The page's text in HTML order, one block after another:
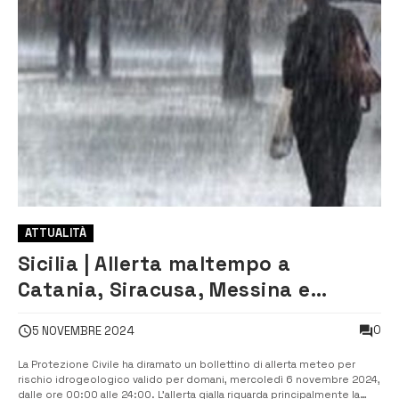
ATTUALITÀ
Sicilia | Allerta maltempo a
Catania, Siracusa, Messina e
5 NOVEMBRE 2024 0
La Protezione Civile ha diramato un bollettino di allerta meteo per
rischio idrogeologico valido per domani, mercoledì 6 novembre 2024,
dalle ore 00:00 alle 24:00. L’allerta gialla riguarda principalmente la